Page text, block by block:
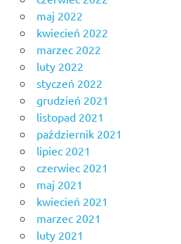
maj 2022
kwiecień 2022
marzec 2022
luty 2022
styczeń 2022
grudzień 2021
listopad 2021
październik 2021
lipiec 2021
czerwiec 2021
maj 2021
kwiecień 2021
marzec 2021
luty 2021